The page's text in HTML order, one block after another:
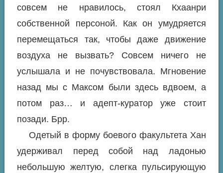
совсем не нравилось, стоял Кхаанри
собственной персоной. Как он умудряется
перемещаться так, чтобы даже движение
воздуха не вызвать? Совсем ничего не
услышала и не почувствовала. Мгновение
назад мы с Максом были здесь вдвоем, а
потом раз… и адепт-куратор уже стоит
позади. Брр.
Одетый в форму боевого факультета Хан
удерживал перед собой над ладонью
небольшую желтую, слегка пульсирующую